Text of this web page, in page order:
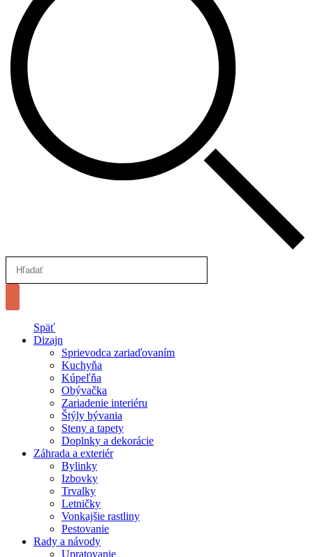
Späť
Dizajn
Sprievodca zariaďovaním
Kuchyňa
Kúpeľňa
Obývačka
Zariadenie interiéru
Štýly bývania
Steny a tapety
Doplnky a dekorácie
Záhrada a exteriér
Bylinky
Izbovky
Trvalky
Letničky
Vonkajšie rastliny
Pestovanie
Rady a návody
Upratovanie